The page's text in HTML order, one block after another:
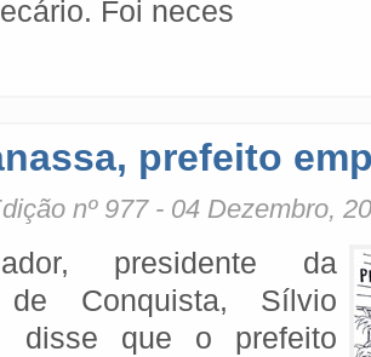
Foi neces
prefeito
nº 977 - 04 Dezembro,
presidente da
de Conquista, Sílvio
disse que o prefeito